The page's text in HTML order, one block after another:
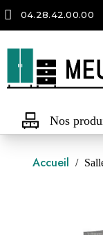
04.28.42.00.00
Nos
Accueil